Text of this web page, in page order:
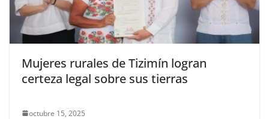
Mujeres rurales de Tizimín logran
certeza legal sobre sus tierras
octubre 15, 2025